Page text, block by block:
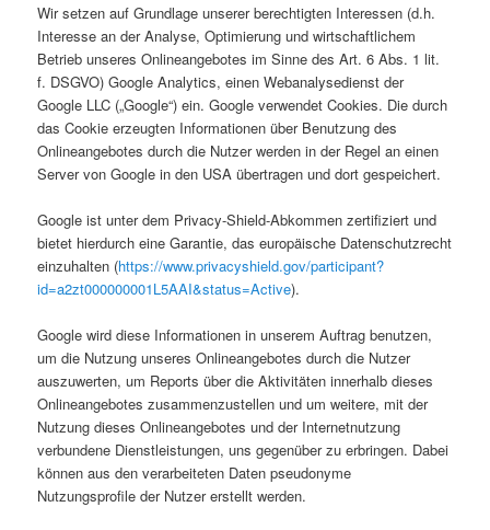
Wir setzen auf Grundlage unserer berechtigten Interessen (d.h.
Interesse an der Analyse, Optimierung und wirtschaftlichem
Betrieb unseres Onlineangebotes im Sinne des Art. 6 Abs. 1 lit.
f. DSGVO) Google Analytics, einen Webanalysedienst der
Google LLC („Google“) ein. Google verwendet Cookies. Die durch
das Cookie erzeugten Informationen über Benutzung des
Onlineangebotes durch die Nutzer werden in der Regel an einen
Server von Google in den USA übertragen und dort gespeichert.
Google ist unter dem Privacy-Shield-Abkommen zertifiziert und
bietet hierdurch eine Garantie, das europäische Datenschutzrecht
einzuhalten (https://www.privacyshield.gov/participant?
id=a2zt000000001L5AAI&status=Active).
Google wird diese Informationen in unserem Auftrag benutzen,
um die Nutzung unseres Onlineangebotes durch die Nutzer
auszuwerten, um Reports über die Aktivitäten innerhalb dieses
Onlineangebotes zusammenzustellen und um weitere, mit der
Nutzung dieses Onlineangebotes und der Internetnutzung
verbundene Dienstleistungen, uns gegenüber zu erbringen. Dabei
können aus den verarbeiteten Daten pseudonyme
Nutzungsprofile der Nutzer erstellt werden.